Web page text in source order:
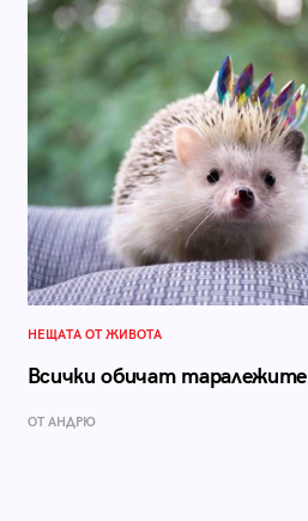
НЕЩАТА ОТ ЖИВОТА
Всички обичат таралежите
ОТ АНДРЮ